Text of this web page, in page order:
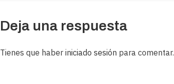
Deja una respuesta
Tienes que haber iniciado sesión para comentar.